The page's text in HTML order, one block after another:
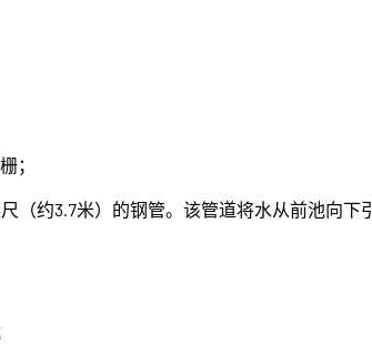
；
（约3.7米）的钢管。该管道将水从前池向